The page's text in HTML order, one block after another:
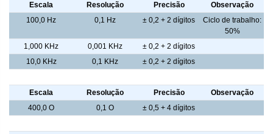
Escala
Resolução Precisão
Observação
100,0 Hz
0,1 Hz ± 0,2 + 2 dígitos
Ciclo de trabalho:
50%
1,000 KHz
0,001 KHz
± 0,2 + 2 dígitos
10,0 KHz
0,1 KHz
± 0,2 + 2 dígitos
Escala
Resolução Precisão
Observação
400,0 O
0,1 O
± 0,5 + 4 dígitos